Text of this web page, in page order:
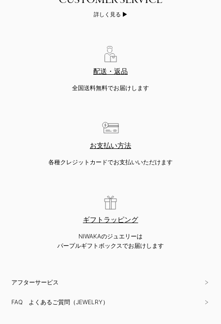
詳しく見る
配送・返品
全国送料無料でお届けします
お支払い方法
各種クレジットカードでお支払いいただけます
ギフトラッピング
NIWAKAのジュエリーは
パープルギフトボックスでお届けします
アフターサービス
FAQ よくあるご質問（JEWELRY）